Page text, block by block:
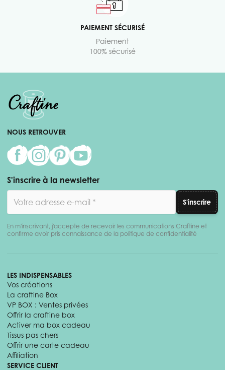
PAIEMENT SÉCURISÉ
Paiement
100% sécurisé
NOUS RETROUVER
S'inscrire à la newsletter
S'inscrire
En m'inscrivant, j'accepte de recevoir les communications Craftine et
confirme avoir pris connaissance de la politique de confidentialité
LES INDISPENSABLES
Vos créations
La craftine Box
VP BOX : Ventes privées
Offrir la craftine box
Activer ma box cadeau
Tissus pas chers
Offrir une carte cadeau
Affiliation
SERVICE CLIENT